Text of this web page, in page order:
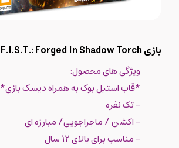
بازی F.I.S.T.: Forged In Shadow Torch برای ps5
ویژگی های محصول:
*قاب استیل بوک به همراه دیسک بازی*
- تک نفره
- اکشن / ماجراجویی/ مبارزه ای
- مناسب برای بالای 12 سال